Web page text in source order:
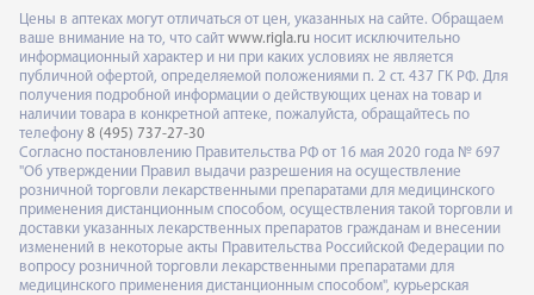
Цены в аптеках могут отличаться от цен, указанных на сайте. Обращаем
ваше внимание на то, что сайт www.rigla.ru носит исключительно
информационный характер и ни при каких условиях не является
публичной офертой, определяемой положениями п. 2 ст. 437 ГК РФ. Для
получения подробной информации о действующих ценах на товар и
наличии товара в конкретной аптеке, пожалуйста, обращайтесь по
телефону 8 (495) 737-27-30
Согласно постановлению Правительства РФ от 16 мая 2020 года № 697
"Об утверждении Правил выдачи разрешения на осуществление
розничной торговли лекарственными препаратами для медицинского
применения дистанционным способом, осуществления такой торговли и
доставки указанных лекарственных препаратов гражданам и внесении
изменений в некоторые акты Правительства Российской Федерации по
вопросу розничной торговли лекарственными препаратами для
медицинского применения дистанционным способом", курьерская